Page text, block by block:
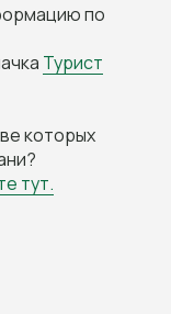
по
Турист
которых
тут.
Безенги